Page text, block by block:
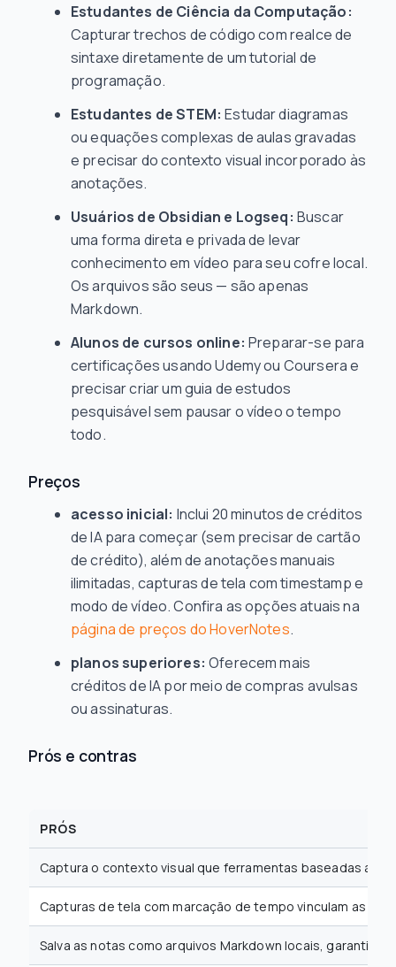
Estudantes de Ciência da Computação:
Capturar trechos de código com realce de
sintaxe diretamente de um tutorial de
programação.
Estudantes de STEM: Estudar diagramas
ou equações complexas de aulas gravadas
e precisar do contexto visual incorporado às
anotações.
Usuários de Obsidian e Logseq: Buscar
uma forma direta e privada de levar
conhecimento em vídeo para seu cofre local.
Os arquivos são seus — são apenas
Markdown.
Alunos de cursos online: Preparar-se para
certificações usando Udemy ou Coursera e
precisar criar um guia de estudos
pesquisável sem pausar o vídeo o tempo
todo.
Preços
acesso inicial: Inclui 20 minutos de créditos
de IA para começar (sem precisar de cartão
de crédito), além de anotações manuais
ilimitadas, capturas de tela com timestamp e
modo de vídeo. Confira as opções atuais na
página de preços do HoverNotes.
planos superiores: Oferecem mais
créditos de IA por meio de compras avulsas
ou assinaturas.
Prós e contras
PRÓS
Captura o contexto visual que ferramentas baseadas
Capturas de tela com marcação de tempo vinculam as
Salva as notas como arquivos Markdown locais,